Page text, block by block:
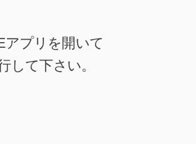
アプリを開いて
して下さい。